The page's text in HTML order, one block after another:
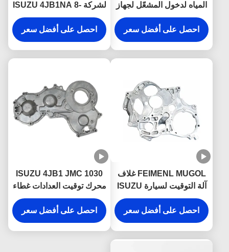
المياه لدخول المشعّل لجهاز
ISUZU 4JH1 أجزاء
المحرك
احصل على أفضل سعر
لشركة ISUZU 4JB1NA 8-
97147473-0 أجزاء المحرك
احصل على أفضل سعر
FEIMENL MUGOL غلاف
آلة التوقيت لسيارة ISUZU
4JB1 JMC 1030 8-
94155361-0 قطع غيار
شاحنة ISUZU
احصل على أفضل سعر
ISUZU 4JB1 JMC 1030
محرك توقيت العدادات غطاء
8-94155360-0
1002401BB
احصل على أفضل سعر